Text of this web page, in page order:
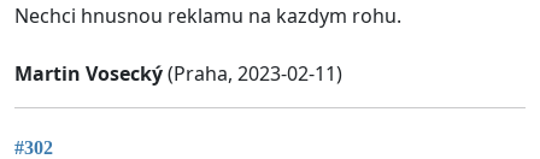
Nechci hnusnou reklamu na kazdym rohu.
Martin Vosecký(Praha, 2023-02-11)
#302